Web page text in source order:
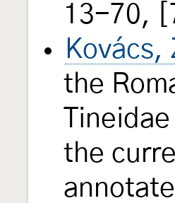
13-70,
Kovács,
the
the